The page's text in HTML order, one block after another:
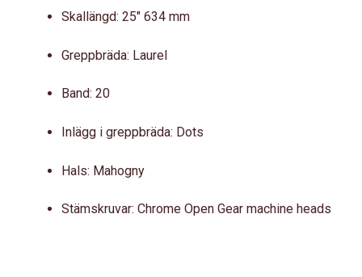
Skallängd: 25″ 634 mm
Greppbräda: Laurel
Band: 20
Inlägg i greppbräda: Dots
Hals: Mahogny
Stämskruvar: Chrome Open Gear machine heads